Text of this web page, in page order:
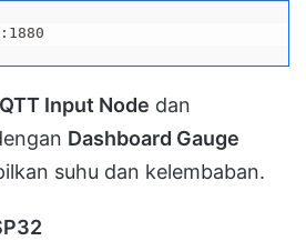
Input Node dan
Dashboard Gauge
suhu dan kelembaban.